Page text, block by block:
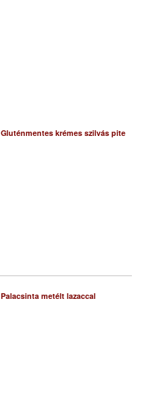
Gluténmentes krémes szilvás pite
Palacsinta metélt lazaccal